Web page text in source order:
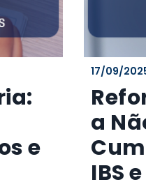
e
17/09/
a
IBS